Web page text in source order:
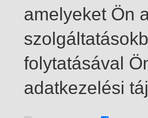
1-4 / insgesamt 4 Treffer
amelyeket Ön
folytatásával
adatkezelési